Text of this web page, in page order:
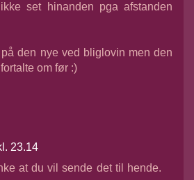
set hinanden pga afstanden
den nye ved bliglovin men den
om før :)
23.14
at du vil sende det til hende.